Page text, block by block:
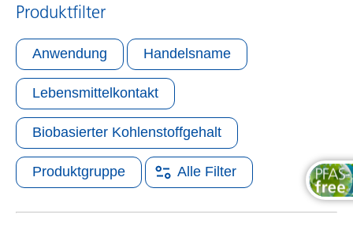
Produktfilter
Anwendung Handelsname
Lebensmittelkontakt
Biobasierter Kohlenstoffgehalt
Produktgruppe Alle Filter